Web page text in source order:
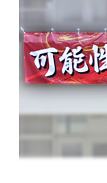
入稿方法について
お支払いについて
代行発送承ります
納期について
制作事例
特集一覧
お知らせ
個人情報保護方針
お問い合わせフォー